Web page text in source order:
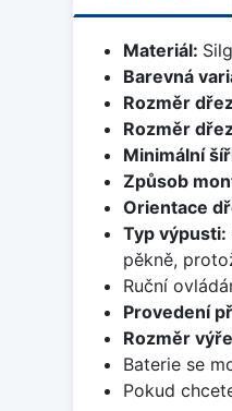
Materiál:
Barevná
Rozměr
Rozměr
Minimální
Způsob
Orientace
Typ výpusti:
pěkně,
Ruční
Provedení
Rozměr
Baterie se
Pokud